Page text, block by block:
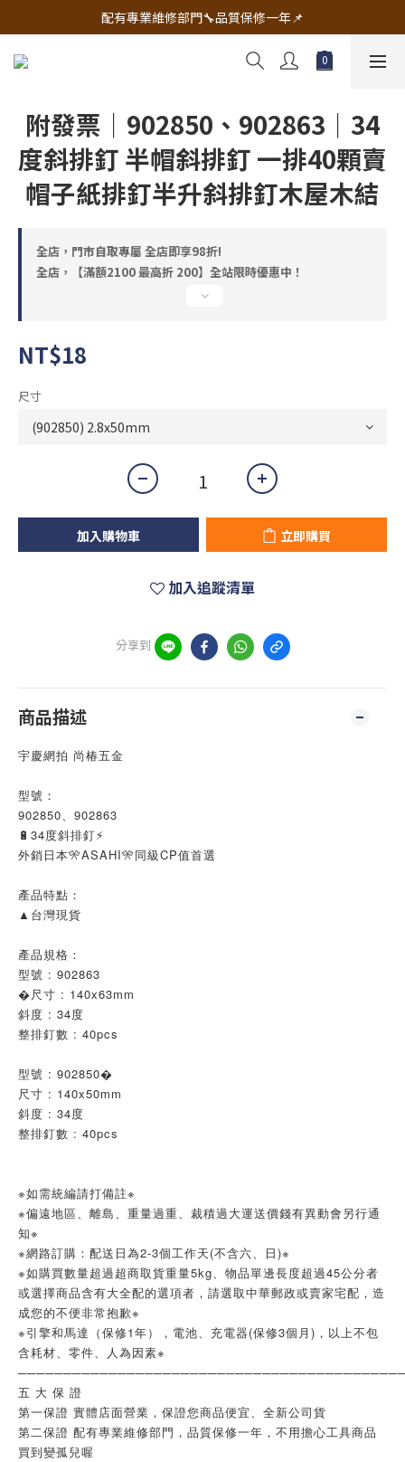
🔧電動工具&五金唯一首選 宇慶五金網拍🔧
配有專業維修部門🔧品質保修一年📌
🔧電動工具&五金唯一首選 宇慶五金網拍🔧
附發票｜902850、902863｜34
度斜排釘 半帽斜排釘 一排40顆賣
帽子紙排釘半升斜排釘木屋木結
全店，門市自取專屬 全店即享98折!
全店，【滿額2100 最高折 200】全站限時優惠中！
NT$18
尺寸
加入購物車 立即購買
加入追蹤清單
分享到
商品描述
宇慶網拍 尚椿五金
型號：
902850、902863
🔋34度斜排釘⚡
外銷日本🎌ASAHI🎌同級CP值首選
產品特點：
▲台灣現貨
產品規格：
型號 : 902863
�尺寸 : 140x63mm
斜度 : 34度
整排釘數 : 40pcs
型號 : 902850�
尺寸 : 140x50mm
斜度 : 34度
整排釘數 : 40pcs
※如需統編請打備註※
※偏遠地區、離島、重量過重、裁積過大運送價錢有異動會另行通
知※
※網路訂購：配送日為2-3個工作天(不含六、日)※
※如購買數量超過超商取貨重量5kg、物品單邊長度超過45公分者
或選擇商品含有大全配的選項者，請選取中華郵政或賣家宅配，造
成您的不便非常抱歉※
※引擎和馬達（保修1年），電池、充電器(保修3個月)，以上不包
含耗材、零件、人為因素※
五 大 保 證
第一保證 實體店面營業，保證您商品便宜、全新公司貨
第二保證 配有專業維修部門，品質保修一年，不用擔心工具商品
買到變孤兒喔